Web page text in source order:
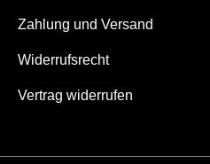
Zahlung und Versand
Widerrufsrecht
Vertrag widerrufen